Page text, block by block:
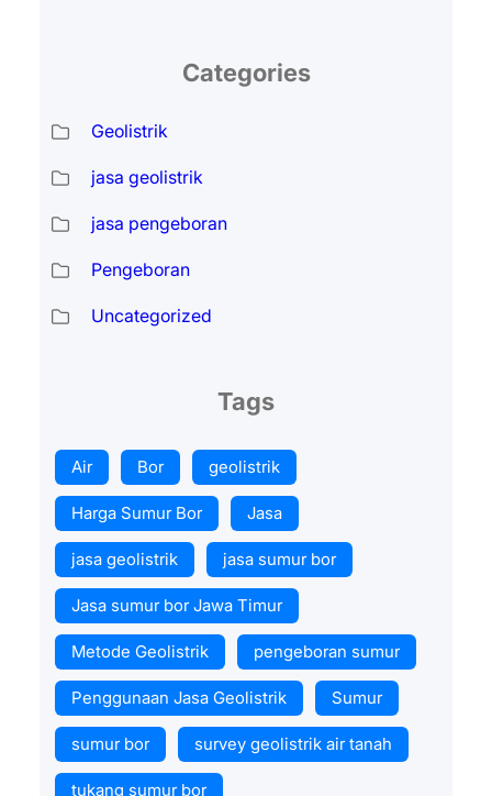
Categories
Geolistrik
jasa geolistrik
jasa pengeboran
Pengeboran
Uncategorized
Tags
Air Bor geolistrik
Harga Sumur Bor Jasa
jasa geolistrik jasa sumur bor
Jasa sumur bor Jawa Timur
Metode Geolistrik pengeboran sumur
Penggunaan Jasa Geolistrik Sumur
sumur bor survey geolistrik air tanah
tukang sumur bor